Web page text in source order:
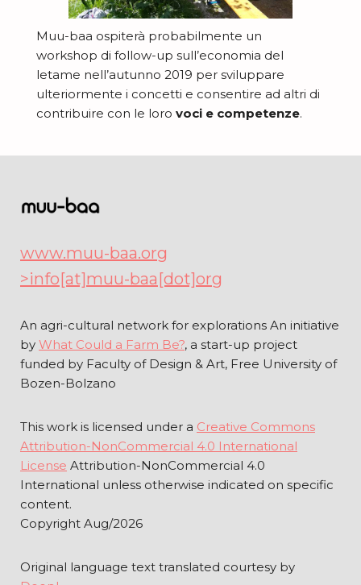
Muu-baa ospiterà probabilmente un
workshop di follow-up sull’economia del
letame nell’autunno 2019 per sviluppare
ulteriormente i concetti e consentire ad altri di
contribuire con le loro voci e competenze.
www.muu-baa.org
>info[at]muu-baa[dot]org
An agri-cultural network for explorations An initiative
by What Could a Farm Be?, a start-up project
funded by Faculty of Design & Art, Free University of
Bozen-Bolzano
This work is licensed under a Creative Commons
Attribution-NonCommercial 4.0 International
License Attribution-NonCommercial 4.0
International unless otherwise indicated on specific
content.
Copyright Aug/2026
Original language text translated courtesy by